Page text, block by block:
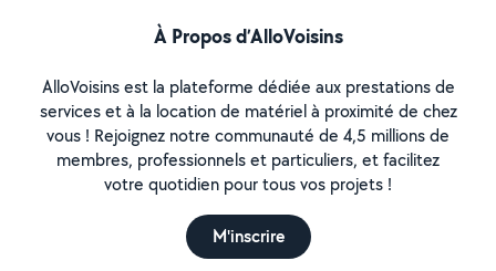
À Propos d’AlloVoisins
AlloVoisins est la plateforme dédiée aux prestations de
services et à la location de matériel à proximité de chez
vous ! Rejoignez notre communauté de 4,5 millions de
membres, professionnels et particuliers, et facilitez
votre quotidien pour tous vos projets !
M'inscrire